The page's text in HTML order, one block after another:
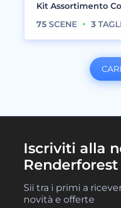
Kit Assortimento
75 SCENE 3
Iscriviti alla
Renderforest
Sii tra i primi a
novità e offerte